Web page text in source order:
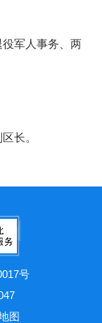
军人事务、两
长。
号
图